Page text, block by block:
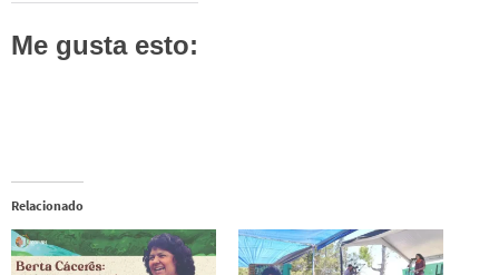
Me gusta esto:
Relacionado